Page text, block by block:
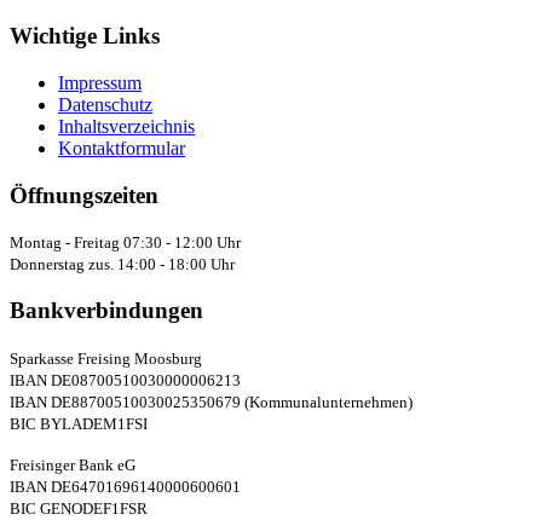
Wichtige Links
Impressum
Datenschutz
Inhaltsverzeichnis
Kontaktformular
Öffnungszeiten
Montag - Freitag 07:30 - 12:00 Uhr
Donnerstag zus. 14:00 - 18:00 Uhr
Bankverbindungen
Sparkasse Freising Moosburg
IBAN DE08700510030000006213
IBAN DE88700510030025350679 (Kommunalunternehmen)
BIC BYLADEM1FSI
Freisinger Bank eG
IBAN DE64701696140000600601
BIC GENODEF1FSR